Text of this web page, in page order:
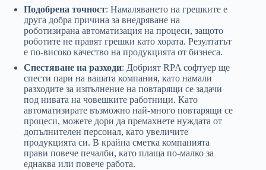
Подобрена точност: Намаляването на грешките е
друга добра причина за внедряване на
роботизирана автоматизация на процеси, защото
роботите не правят грешки като хората. Резултатът
е по-високо качество на продукцията от бизнеса.
Спестяване на разходи: Добрият RPA софтуер ще
спести пари на вашата компания, като намали
разходите за изпълнение на повтарящи се задачи
под нивата на човешките работници. Като
автоматизирате възможно най-много повтарящи се
процеси, можете дори да премахнете нуждата от
допълнителен персонал, като увеличите
продукцията си. В крайна сметка компанията
прави повече печалби, като плаща по-малко за
еднаква или повече работа.